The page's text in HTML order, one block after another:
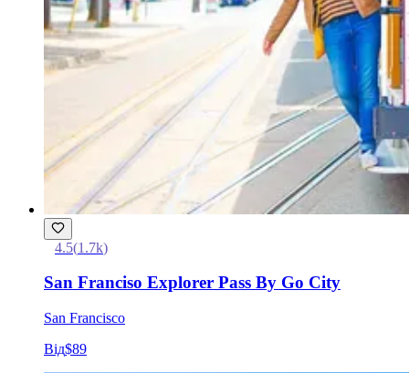
4.5(1.7k)
San Franciso Explorer Pass By Go City
San Francisco
Від$89